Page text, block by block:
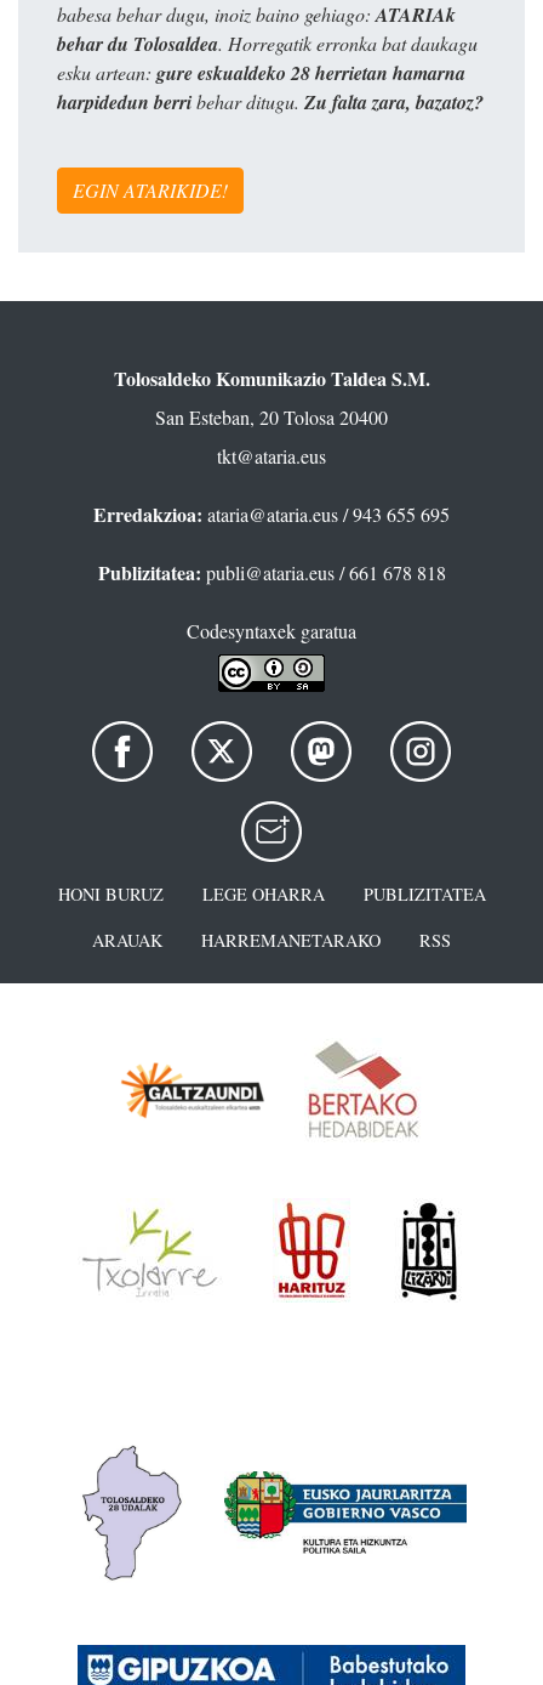
babesa behar dugu, inoiz baino gehiago:ATARIAk
behar du Tolosaldea. Horregatik erronka bat daukagu
esku artean: gure eskualdeko 28 herrietan hamarna
harpidedun berribehar ditugu. Zu falta zara, bazatoz?
EGIN ATARIKIDE!
Tolosaldeko Komunikazio Taldea S.M.
San Esteban, 20 Tolosa 20400
tkt@ataria.eus
Erredakzioa: ataria@ataria.eus/ 943 655 695
Publizitatea: publi@ataria.eus/ 661 678 818
Codesyntaxek garatua
HONI BURUZ LEGE OHARRA
PUBLIZITATEA
ARAUAK
HARREMANETARAKO RSS